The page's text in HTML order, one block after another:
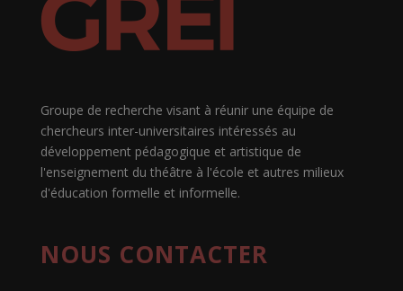
Groupe de recherche visant à réunir une équipe de
chercheurs inter-universitaires intéressés au
développement pédagogique et artistique de
l'enseignement du théâtre à l'école et autres milieux
d'éducation formelle et informelle.
NOUS CONTACTER